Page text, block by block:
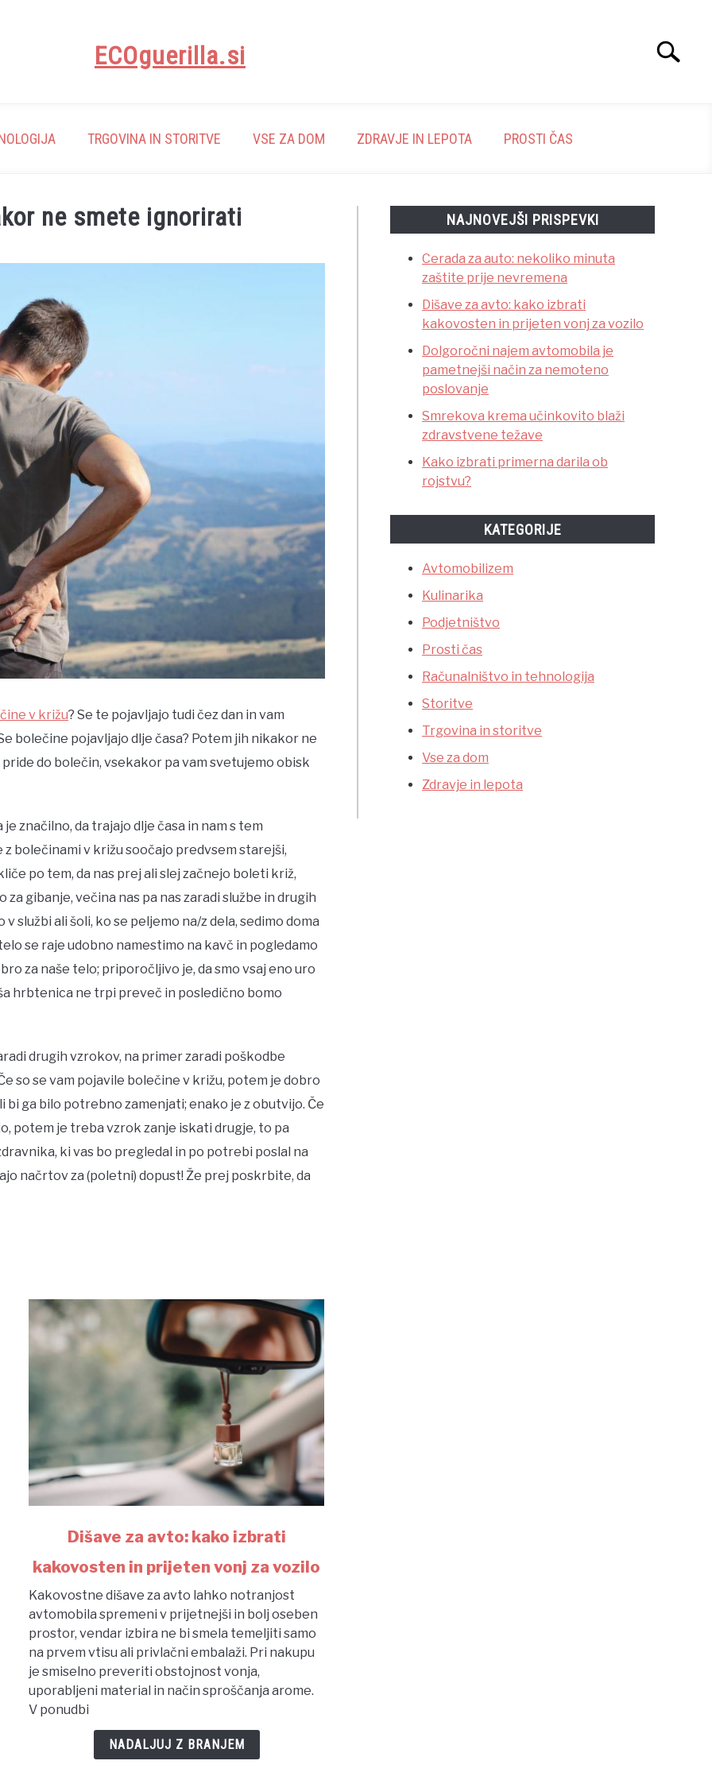
ECOguerilla.si
Search
TRGOVINA IN STORITVE VSE ZA DOM ZDRAVJE IN LEPOTA PROSTI ČAS
ne smete ignorirati
v križu? Se te pojavljajo tudi čez dan in vam
bolečine pojavljajo dlje časa? Potem jih nikakor ne
do bolečin, vsekakor pa vam svetujemo obisk
značilno, da trajajo dlje časa in nam s tem
z bolečinami v križu soočajo predvsem starejši,
po tem, da nas prej ali slej začnejo boleti križ,
gibanje, večina nas pa nas zaradi službe in drugih
službi ali šoli, ko se peljemo na/z dela, sedimo doma
se raje udobno namestimo na kavč in pogledamo
za naše telo; priporočljivo je, da smo vsaj eno uro
hrbtenica ne trpi preveč in posledično bomo
drugih vzrokov, na primer zaradi poškodbe
so se vam pojavile bolečine v križu, potem je dobro
ga bilo potrebno zamenjati; enako je z obutvijo. Če
potem je treba vzrok zanje iskati drugje, to pa
ki vas bo pregledal in po potrebi poslal na
načrtov za (poletni) dopust! Že prej poskrbite, da
Dišave
za
avto:
kako
izbrati
kakovosten
in
prijeten
vonj
Dišave za avto: kako izbrati
kakovosten in prijeten vonj za vozilo
Kakovostne dišave za avto lahko notranjost
avtomobila spremeni v prijetnejši in bolj oseben
prostor, vendar izbira ne bi smela temeljiti samo
na prvem vtisu ali privlačni embalaži. Pri nakupu
je smiselno preveriti obstojnost vonja,
uporabljeni material in način sproščanja arome.
V ponudbi
NADALJUJ Z BRANJEM
NAJNOVEJŠI PRISPEVKI
Cerada za auto: nekoliko minuta
zaštite prije nevremena
Dišave za avto: kako izbrati
kakovosten in prijeten vonj za vozilo
Dolgoročni najem avtomobila je
pametnejši način za nemoteno
poslovanje
Smrekova krema učinkovito blaži
zdravstvene težave
Kako izbrati primerna darila ob
rojstvu?
KATEGORIJE
Avtomobilizem
Kulinarika
Podjetništvo
Prosti čas
Računalništvo in tehnologija
Storitve
Trgovina in storitve
Vse za dom
Zdravje in lepota